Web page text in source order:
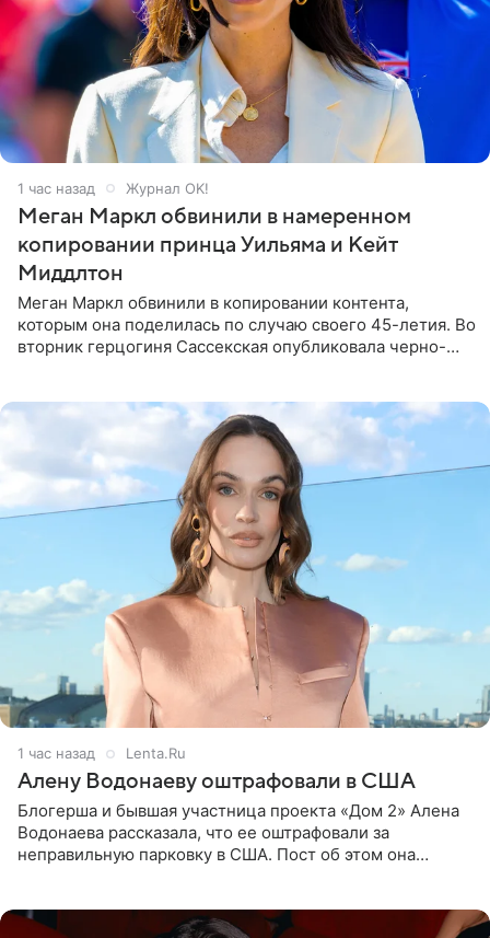
1 час назад Журнал OK!
Меган Маркл обвинили в намеренном
копировании принца Уильяма и Кейт
Миддлтон
Меган Маркл обвинили в копировании контента,
которым она поделилась по случаю своего 45-летия. Во
вторник герцогиня Сассекская опубликовала черно-
1 час назад Lenta.Ru
Алену Водонаеву оштрафовали в США
Блогерша и бывшая участница проекта «Дом 2» Алена
Водонаева рассказала, что ее оштрафовали за
неправильную парковку в США. Пост об этом она